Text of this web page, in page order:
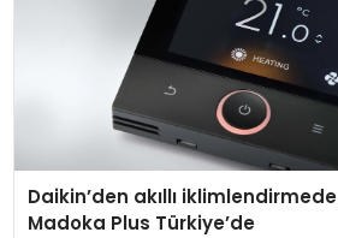
Daikin’den akıllı
Madoka Plus Türkiye’de